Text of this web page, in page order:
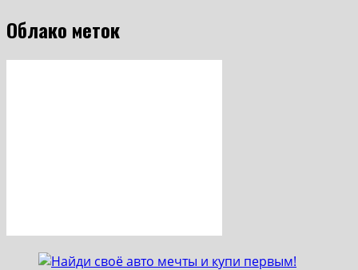
Облако меток